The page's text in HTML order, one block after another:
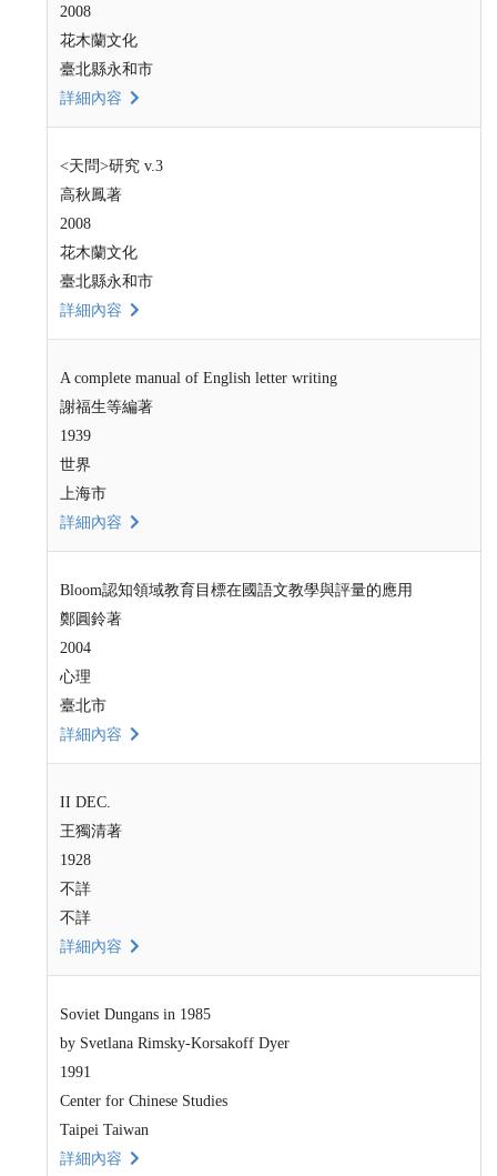
2008
花木蘭文化
臺北縣永和市
詳細內容
<天問>研究 v.3
高秋鳳著
2008
花木蘭文化
臺北縣永和市
詳細內容
A complete manual of English letter writing
謝福生等編著
1939
世界
上海市
詳細內容
Bloom認知領域教育目標在國語文教學與評量的應用
鄭圓鈴著
2004
心理
臺北市
詳細內容
II DEC.
王獨清著
1928
不詳
不詳
詳細內容
Soviet Dungans in 1985
by Svetlana Rimsky-Korsakoff Dyer
1991
Center for Chinese Studies
Taipei Taiwan
詳細內容